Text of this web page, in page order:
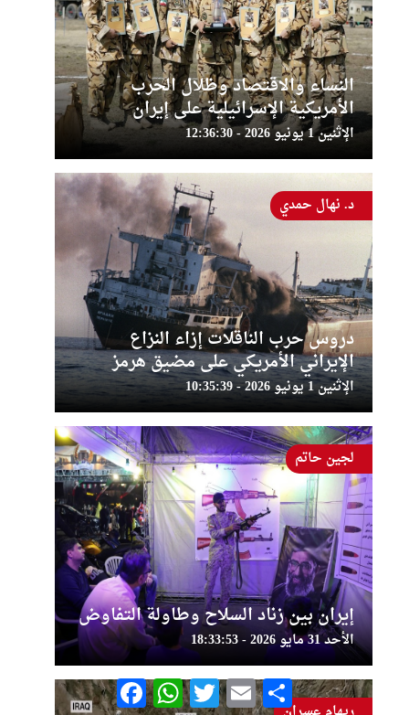
النساء والاقتصاد وظلال الحرب
الأمريكية الإسرائيلية على إيران
الإثنين 1 يونيو 2026 - 12:36:30
دروس حرب الناقلات إزاء النزاع
الإيراني الأمريكي على مضيق هرمز
الإثنين 1 يونيو 2026 - 10:35:39
د. نهال حمدي
إيران بين زناد السلاح وطاولة التفاوض
الأحد 31 مايو 2026 - 18:33:53
لجين حاتم
FacebookWhatsAppTwitter Email Share